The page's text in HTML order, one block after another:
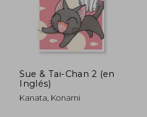
Sue & Tai-Chan 2 (en
Inglés)
Kanata, Konami